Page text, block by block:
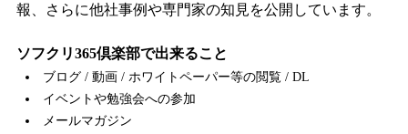
報、さらに他社事例や専門家の知見を公開しています。
ソフクリ365倶楽部で出来ること
ブログ / 動画 / ホワイトペーパー等の閲覧 / DL
イベントや勉強会への参加
メールマガジン